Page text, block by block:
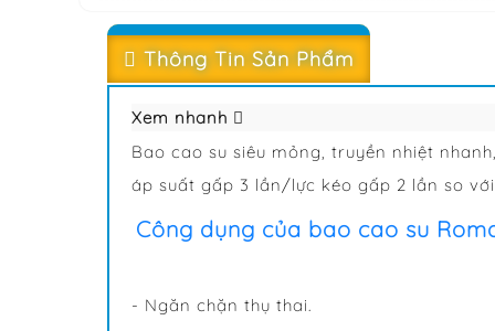
Thông Tin Sản Phẩm
Xem nhanh
Bao cao su siêu mỏng, truyền nhiệt
áp suất gấp 3 lần/lực kéo gấp 2 lần so
Công dụng của bao cao su
- Ngăn chặn thụ thai.